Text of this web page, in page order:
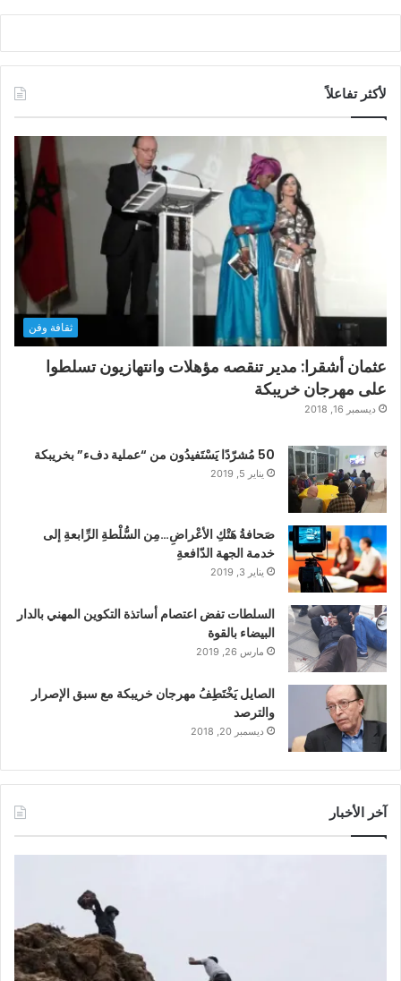
لأكثر تفاعلاً
ثقافة وفن
عثمان أشقرا: مدير تنقصه مؤهلات وانتهازيون تسلطوا
على مهرجان خريبكة
ديسمبر 16, 2018
50 مُشرّدًا يَسْتَفيدُون من “عملية دفء” بخريبكة
يناير 5, 2019
صَحافةُ هَتْكِ الأعْراضِ…مِن السُّلْطةِ الرِّابعةِ إلى
خدمة الجهة الدّافعةِ
يناير 3, 2019
السلطات تفض اعتصام أساتذة التكوين المهني بالدار
البيضاء بالقوة
مارس 26, 2019
الصايل يَخْتَطِفُ مهرجان خريبكة مع سبق الإصرار
والترصد
ديسمبر 20, 2018
آخر الأخبار